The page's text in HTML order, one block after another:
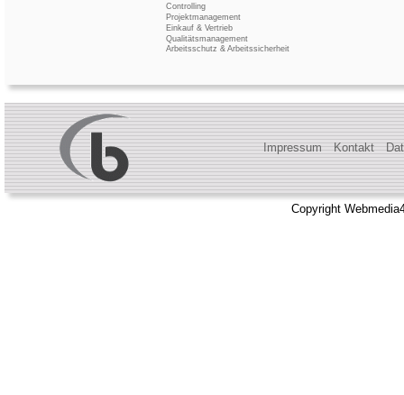
Controlling
Projektmanagement
Einkauf & Vertrieb
Qualitätsmanagement
Arbeitsschutz & Arbeitssicherheit
Impressum Kontakt
Copyright